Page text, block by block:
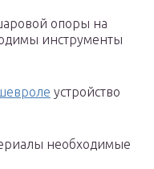
опоры на
инструменты
устройство
необходимые